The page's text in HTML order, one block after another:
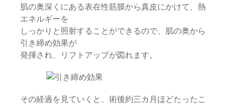
肌の奥深くにある表在性筋膜から真皮にかけて、熱
エネルギーを
しっかりと照射することができるので、肌の奥から
引き締め効果が
発揮され、リフトアップが図れます。
その経過を見ていくと、術後約三カ月ほどたったこ